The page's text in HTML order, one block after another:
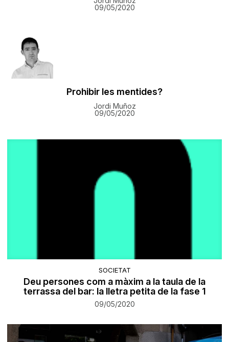
09/05/2020
Prohibir les mentides?
Jordi Muñoz
09/05/2020
SOCIETAT
Deu persones com a màxim a la taula de la
terrassa del bar: la lletra petita de la fase 1
09/05/2020